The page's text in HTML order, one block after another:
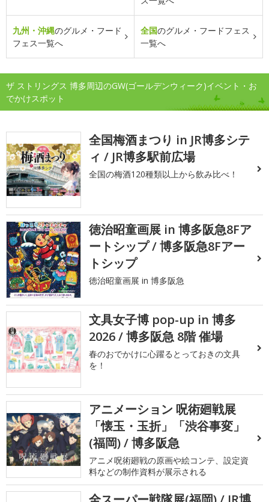
九州・沖縄のグルメ・フード
フェス一覧へ
全国のグルメ・フードフェス
一覧へ
ザ ストリングス 博多周辺のGW(ゴールデンウィーク)イベント・お
でかけスポット
全国梅酒まつり in JR博多シテ
ィ / JR博多駅前広場
全国の梅酒120種類以上から飲み比べ！
徳治昭童画展 in 博多阪急8Fア
ートシップ / 博多阪急8Fアー
トシップ
徳治昭童画展 in 博多阪急
文具女子博 pop-up in 博多
2026 / 博多阪急 8階 催場
春のおでかけに心躍るとっておきの文具
を！
アニメーション 呪術廻戦展
「懐玉・玉折」「渋谷事変」
(福岡) / 博多阪急
アニメ呪術廻戦の原画や絵コンテ、設定資
料などの制作資料が展示される